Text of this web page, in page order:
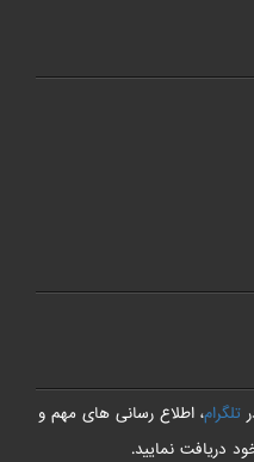
تلگرام، اطلاع رسانی های مهم و
دریافت نمایید.